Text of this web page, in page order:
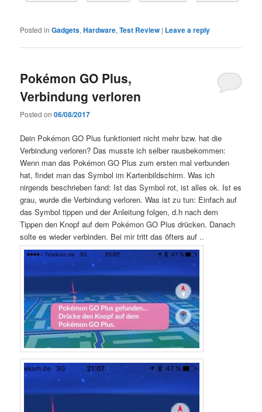
Posted in Gadgets,Hardware,Test Review | Leave a reply
Pokémon GO Plus,
Verbindung verloren
Posted on06/08/2017
Dein Pokémon GO Plus funktioniert nicht mehr bzw. hat die
Verbindung verloren? Das musste ich selber rausbekommen:
Wenn man das Pokémon GO Plus zum ersten mal verbunden
hat, findet man das Symbol im Kartenbildschirm. Was ich
nirgends beschrieben fand: Ist das Symbol rot, ist alles ok. Ist es
grau, wurde die Verbindung verloren. Was ist zu tun: Einfach auf
das Symbol tippen und der Anleitung folgen, d.h nach dem
Tippen den Knopf auf dem Pokémon GO Plus drücken. Danach
solte es wieder verbinden. Bei mir tritt das öfters auf ..